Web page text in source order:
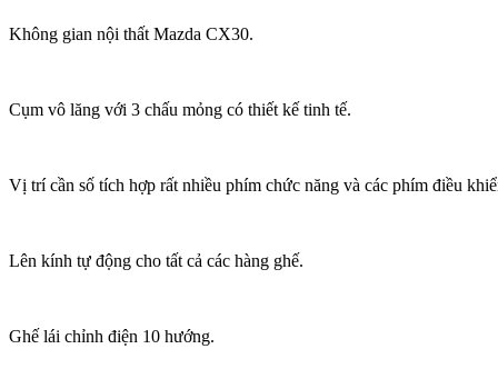
Không gian nội thất Mazda CX30.
Cụm vô lăng với 3 chấu mỏng có thiết kế tinh tế.
Vị trí cần số tích hợp rất nhiều phím chức năng và các phím điều
Lên kính tự động cho tất cả các hàng ghế.
Ghế lái chỉnh điện 10 hướng.